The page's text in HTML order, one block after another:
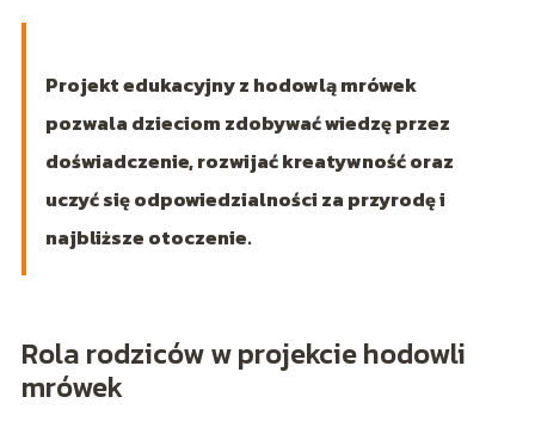
Projekt edukacyjny z hodowlą mrówek
pozwala dzieciom zdobywać wiedzę przez
doświadczenie, rozwijać kreatywność oraz
uczyć się odpowiedzialności za przyrodę i
najbliższe otoczenie.
Rola rodziców w projekcie hodowli
mrówek